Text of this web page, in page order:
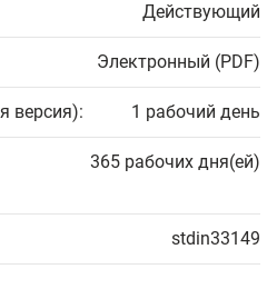
Действующий
Электронный (PDF)
версия): 1 рабочий день
365 рабочих дня(ей)
stdin33149